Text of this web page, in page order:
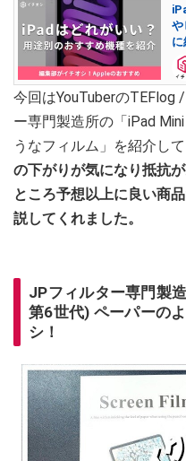
や
に
今回はYouTuberのTEFlog
ー専門製造所の「iPad
うなフィルム」を紹介して
の下がりが気になり抵抗
ところ予想以上に良い商
説してくれました。
JPフィルター専門製
第6世代) ペーパーの
シ！